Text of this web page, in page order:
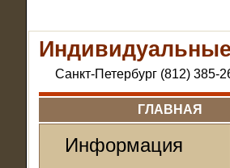
Индивидуальные
Санкт-Петербург (812) 385-
ГЛАВНАЯ
Информация